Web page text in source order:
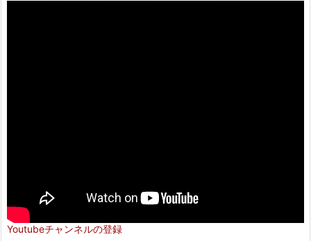
Youtubeチャンネルの登録